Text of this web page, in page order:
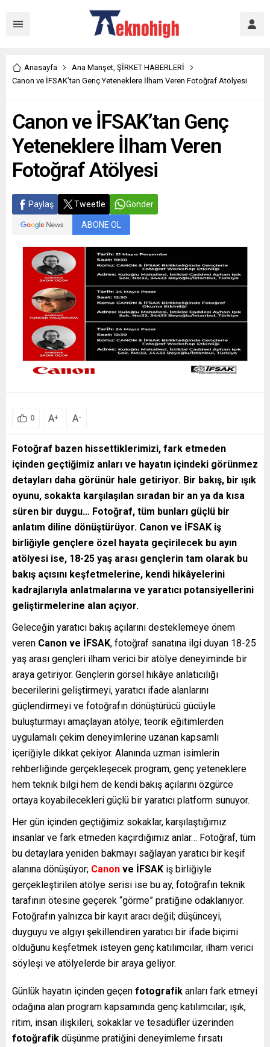
Anasayfa Ana Manşet, ŞİRKET HABERLERİ
Canon ve İFSAK’tan Genç Yeteneklere İlham Veren Fotoğraf Atölyesi
Canon ve İFSAK’tan Genç
Yeteneklere İlham Veren
Fotoğraf Atölyesi
Paylaş Tweetle Gönder
ABONE OL
0 A+ A-
Fotoğraf bazen hissettiklerimizi, fark etmeden
içinden geçtiğimiz anları ve hayatın içindeki görünmez
detayları daha görünür hale getiriyor. Bir bakış, bir ışık
oyunu, sokakta karşılaşılan sıradan bir an ya da kısa
süren bir duygu… Fotoğraf, tüm bunları güçlü bir
anlatım diline dönüştürüyor. Canon ve İFSAK iş
birliğiyle gençlere özel hayata geçirilecek bu ayın
atölyesi ise, 18-25 yaş arası gençlerin tam olarak bu
bakış açısını keşfetmelerine, kendi hikâyelerini
kadrajlarıyla anlatmalarına ve yaratıcı potansiyellerini
geliştirmelerine alan açıyor.
Geleceğin yaratıcı bakış açılarını desteklemeye önem
veren Canon ve İFSAK, fotoğraf sanatına ilgi duyan 18-25
yaş arası gençleri ilham verici bir atölye deneyiminde bir
araya getiriyor. Gençlerin görsel hikâye anlatıcılığı
becerilerini geliştirmeyi, yaratıcı ifade alanlarını
güçlendirmeyi ve fotoğrafın dönüştürücü gücüyle
buluşturmayı amaçlayan atölye; teorik eğitimlerden
uygulamalı çekim deneyimlerine uzanan kapsamlı
içeriğiyle dikkat çekiyor. Alanında uzman isimlerin
rehberliğinde gerçekleşecek program, genç yeteneklere
hem teknik bilgi hem de kendi bakış açılarını özgürce
ortaya koyabilecekleri güçlü bir yaratıcı platform sunuyor.
Her gün içinden geçtiğimiz sokaklar, karşılaştığımız
insanlar ve fark etmeden kaçırdığımız anlar… Fotoğraf, tüm
bu detaylara yeniden bakmayı sağlayan yaratıcı bir keşif
alanına dönüşüyor; Canon ve İFSAK iş birliğiyle
gerçekleştirilen atölye serisi ise bu ay, fotoğrafın teknik
tarafının ötesine geçerek “görme” pratiğine odaklanıyor.
Fotoğrafın yalnızca bir kayıt aracı değil; düşünceyi,
duyguyu ve algıyı şekillendiren yaratıcı bir ifade biçimi
olduğunu keşfetmek isteyen genç katılımcılar, ilham verici
söyleşi ve atölyelerde bir araya geliyor.
Günlük hayatın içinden geçen fotografik anları fark etmeyi
odağına alan program kapsamında genç katılımcılar; ışık,
ritim, insan ilişkileri, sokaklar ve tesadüfler üzerinden
fotoğrafik düşünme pratiğini deneyimleme fırsatı